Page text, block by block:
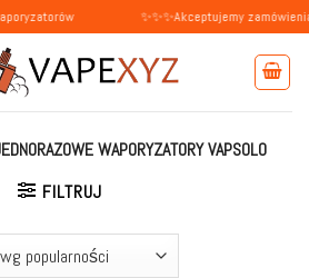
✨✨✨Akceptujemy zamówienia od
WAPORYZATORY VAPSOLO
FILTRUJ